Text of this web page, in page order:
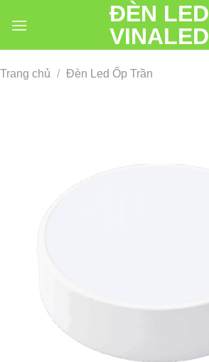
đến
ĐÈN LED
VINALED
Trang chủ / Đèn Led Ốp Trần